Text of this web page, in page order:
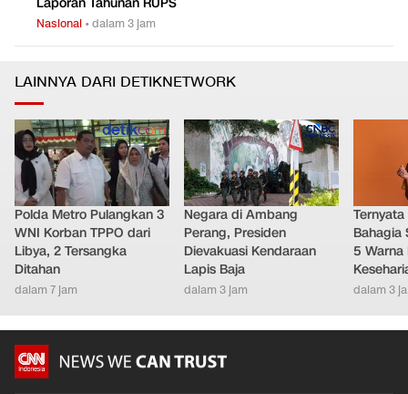
Nasional •dalam 3 jam
LAINNYA DARI DETIKNETWORK
Polda Metro Pulangkan 3
WNI Korban TPPO dari
Libya, 2 Tersangka
Ditahan
dalam 7 jam
Negara di Ambang
Perang, Presiden
Dievakuasi Kendaraan
Lapis Baja
dalam 3 jam
Bahagia
5
dalam 3